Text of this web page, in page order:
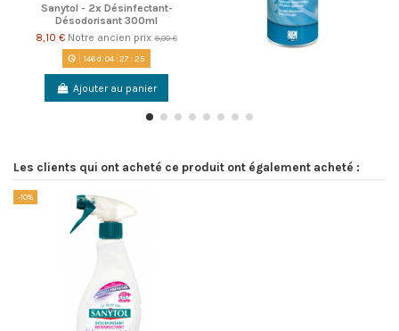
Sanytol - 2x Désinfectant-
Désodorisant 300ml
8,10 € Notre ancien prix 9,00 €
146d. 04:27 :24
Ajouter au panier
Les clients qui ont acheté ce produit ont également acheté :
-10%